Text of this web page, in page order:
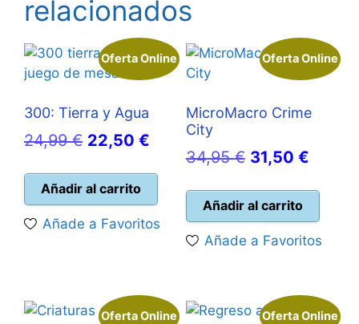
relacionados
Oferta Online
300: Tierra y Agua
24,99€ El
original
22,50 €
precio
actual
22,50 €.
Añadir al carrito
Añade a Favoritos
Oferta Online
MicroMacro Crime
City
34,95€ El
original
31,50 €El
Añadir al carrito
Añade a Favoritos
Oferta Online Oferta Online